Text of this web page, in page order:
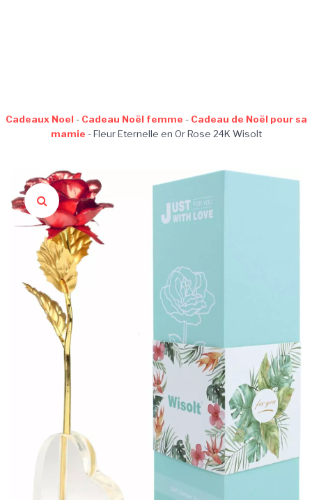
Cadeaux Noel - Cadeau Noël femme - Cadeau de Noël pour sa
mamie -Fleur Eternelle en Or Rose 24K Wisolt